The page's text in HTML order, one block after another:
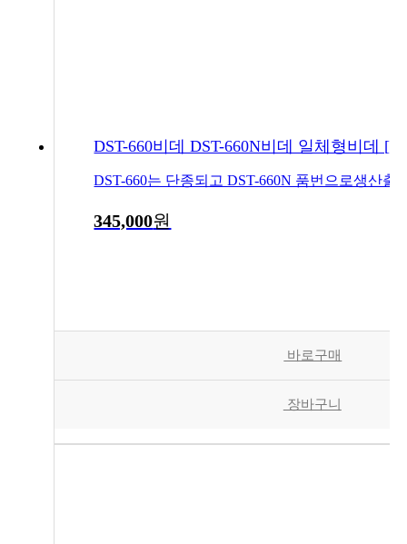
DST-660비데 DST-660N비데 일체형비데 [
345,000원
바로구매
장바구니